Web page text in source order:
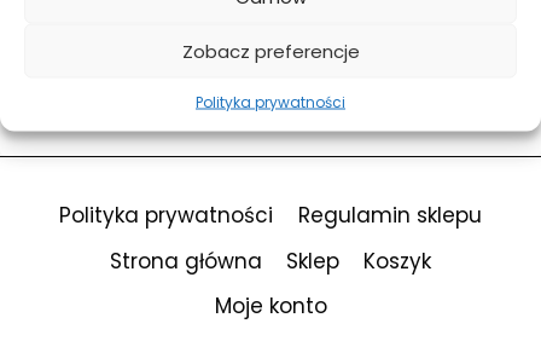
Zobacz preferencje
Polityka prywatności
Sign In
Polityka prywatności
Regulamin sklepu
Strona główna
Sklep
Koszyk
Moje konto